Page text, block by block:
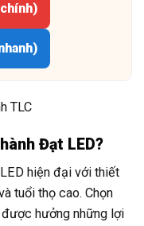
TLC
Đạt LED?
hiện đại với thiết
tuổi thọ cao. Chọn
được hưởng những lợi